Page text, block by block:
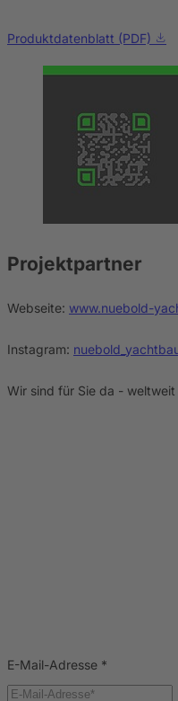
Produktdatenblatt (PDF)
Projektpartner
Webseite: www.nuebold-
Instagram:
Wir sind für Sie da -
E-Mail-Adresse *